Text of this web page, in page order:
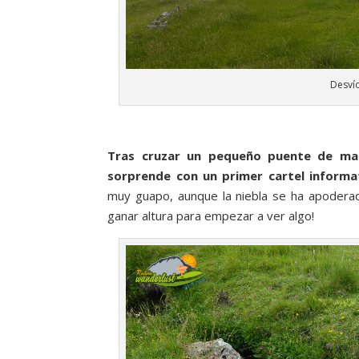
Tras cruzar un pequeño puente de
sorprende con un primer cartel
muy guapo, aunque la niebla se ha
ganar altura para empezar a ver algo!